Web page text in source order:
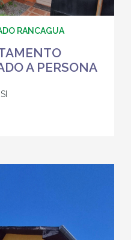
RANCAGUA
A PERSONA
SI